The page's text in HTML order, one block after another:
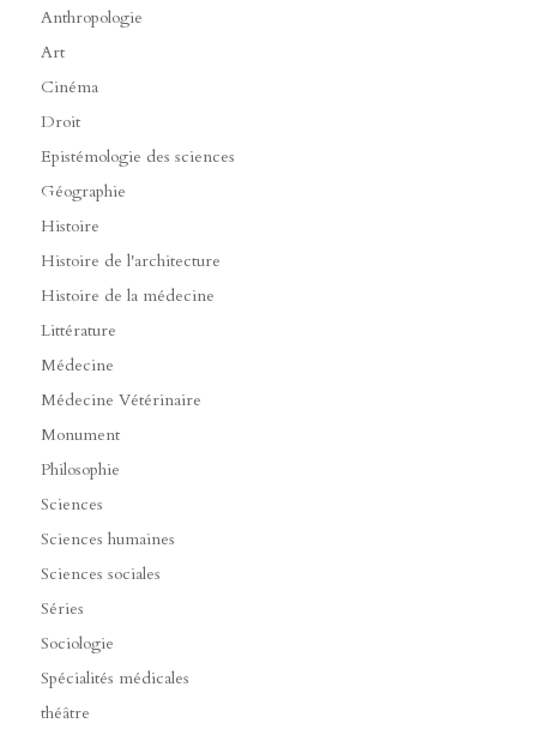
Anthropologie
Art
Cinéma
Droit
Epistémologie des sciences
Géographie
Histoire
Histoire de l'architecture
Histoire de la médecine
Littérature
Médecine
Médecine Vétérinaire
Monument
Philosophie
Sciences
Sciences humaines
Sciences sociales
Séries
Sociologie
Spécialités médicales
théâtre